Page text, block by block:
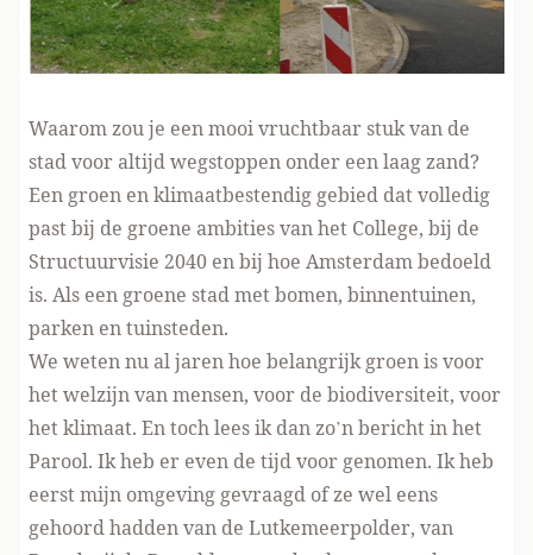
Waarom zou je een mooi vruchtbaar stuk van de
stad voor altijd wegstoppen onder een laag zand?
Een groen en klimaatbestendig gebied dat volledig
past bij de groene ambities van het College, bij de
Structuurvisie 2040 en bij hoe Amsterdam bedoeld
is. Als een groene stad met bomen, binnentuinen,
parken en tuinsteden.
We weten nu al jaren hoe belangrijk groen is voor
het welzijn van mensen, voor de biodiversiteit, voor
het klimaat. En toch lees ik dan zo’n bericht in het
Parool. Ik heb er even de tijd voor genomen. Ik heb
eerst mijn omgeving gevraagd of ze wel eens
gehoord hadden van de Lutkemeerpolder, van